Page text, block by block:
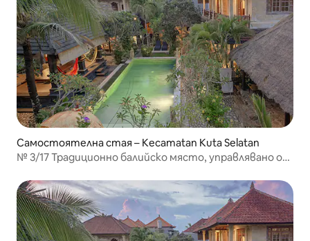
Самостоятелна стая – Kecamatan Kuta Selatan
№ 3/17 Традиционно балийско място, управлявано от